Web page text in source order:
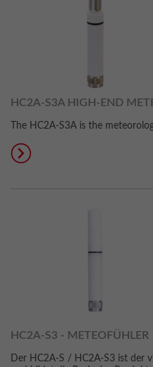
HC2A-S3A HIGH-END
The HC2A-S3A is the
HC2A-S3 - METEOFÜHLER
Der HC2A-S / HC2A-S3 ist der